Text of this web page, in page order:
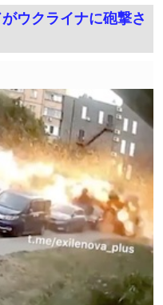
ウクライナに砲撃さ